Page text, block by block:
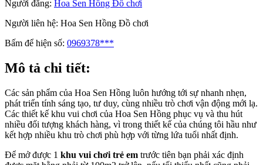
Người đăng: Hoa Sen Hồng Đồ chơi
Người liên hệ: Hoa Sen Hồng Đồ chơi
Bấm để hiện số: 0969378***
Mô tả chi tiết:
Các sản phẩm của Hoa Sen Hồng luôn hướng tới sự nhanh nhẹn,
phát triển tính sáng tạo, tư duy, cùng nhiều trò chơi vận động mới lạ.
Các thiết kế khu vui chơi của Hoa Sen Hồng phục vụ và thu hút
nhiều đối tượng khách hàng, vì trong thiết kế của chúng tôi hầu như
kết hợp nhiều khu trò chơi phù hợp với từng lứa tuổi nhất định.
Để mở được 1 khu vui chơi trẻ em trước tiên bạn phải xác định